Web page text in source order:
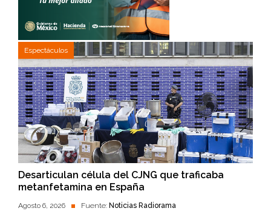
Espectáculos
Desarticulan célula del CJNG que traficaba
metanfetamina en España
Agosto 6, 2026 Fuente: Noticias Radiorama